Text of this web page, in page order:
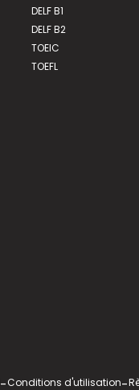
DELF B1
DELF B2
TOEIC
TOEFL
-Conditions d'utilisation-